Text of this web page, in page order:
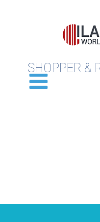
SHOPPER &